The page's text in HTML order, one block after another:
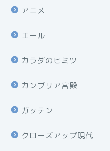
アニメ
エール
カラダのヒミツ
カンブリア宮殿
ガッテン
クローズアップ現代